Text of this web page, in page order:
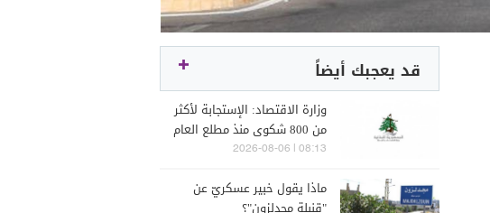
قد يعجبك أيضاً
وزارة الاقتصاد: الإستجابة لأكثر
من 800 شكوى منذ مطلع العام
08:13 | 2026-08-06
ماذا يقول خبير عسكريّ عن
"قنبلة مجدلزون"؟